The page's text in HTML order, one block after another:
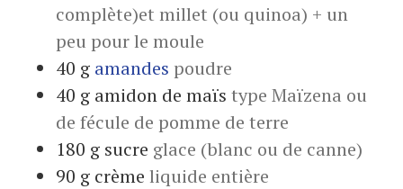
complète)et millet (ou quinoa) + un
peu pour le moule
40 g amandes poudre
40 g amidon de maïs type Maïzena ou
de fécule de pomme de terre
180 g sucre glace (blanc ou de canne)
90 g crème liquide entière